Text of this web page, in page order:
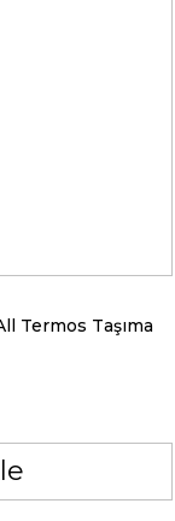
Termos Taşıma